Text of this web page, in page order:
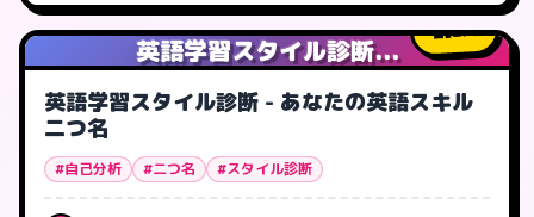
英語学習スタイル診断...
2人
英語学習スタイル診断 - あなたの英語スキル
二つ名
#自己分析 #二つ名 #スタイル診断